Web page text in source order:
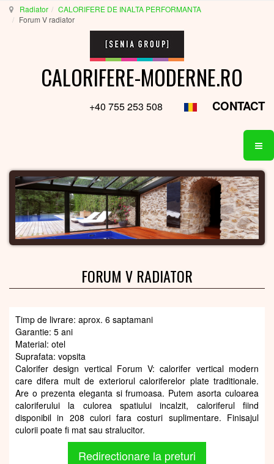
Radiator
CALORIFERE DE INALTA PERFORMANTA
Forum V radiator
CALORIFERE-MODERNE.RO
+40 755 253 508 CONTACT
FORUM V RADIATOR
Timp de livrare: aprox. 6 saptamani
Garantie: 5 ani
Material: otel
Suprafata: vopsita
Calorifer design vertical Forum V: calorifer vertical modern
care difera mult de exteriorul caloriferelor plate traditionale.
Are o prezenta eleganta si frumoasa. Putem asorta culoarea
caloriferului la culorea spatiului incalzit, caloriferul fiind
disponibil in 208 culori fara costuri suplimentare. Finisajul
culorii poate fi mat sau stralucitor.
Redirectionare la preturi